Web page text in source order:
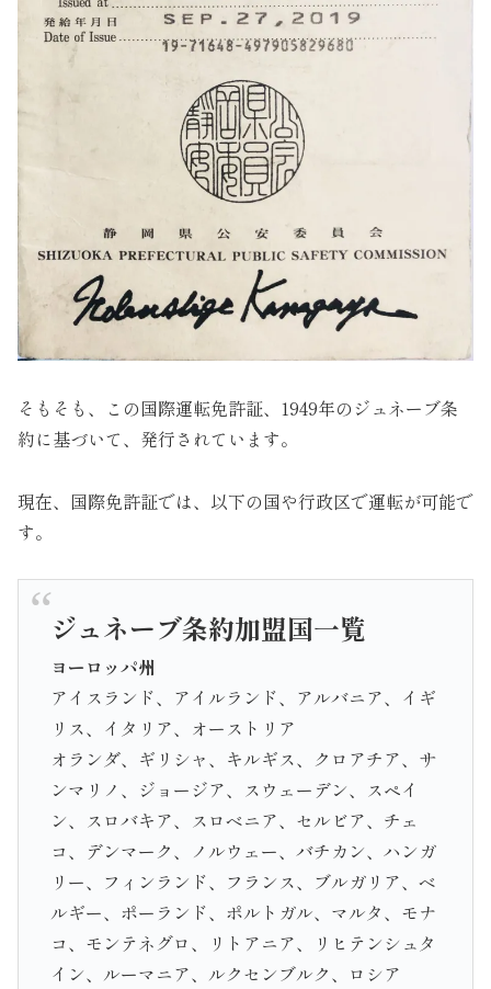
そもそも、この国際運転免許証、1949年のジュネーブ条
約に基づいて、発行されています。
現在、国際免許証では、以下の国や行政区で運転が可能で
す。
ジュネーブ条約加盟国一覧
ヨーロッパ州
アイスランド、アイルランド、アルバニア、イギ
リス、イタリア、オーストリア
オランダ、ギリシャ、キルギス、クロアチア、サ
ンマリノ、ジョージア、スウェーデン、スペイ
ン、スロバキア、スロベニア、セルビア、チェ
コ、デンマーク、ノルウェー、バチカン、ハンガ
リー、フィンランド、フランス、ブルガリア、ベ
ルギー、ポーランド、ポルトガル、マルタ、モナ
コ、モンテネグロ、リトアニア、リヒテンシュタ
イン、ルーマニア、ルクセンブルク、ロシア